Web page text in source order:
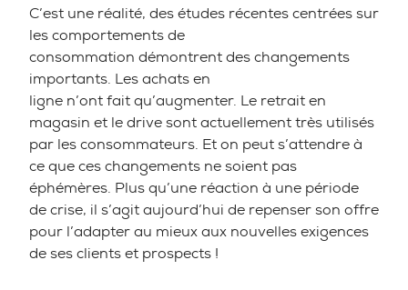
C’est une réalité, des études récentes centrées sur
les comportements de
consommation démontrent des changements
importants. Les achats en
ligne n’ont fait qu’augmenter. Le retrait en
magasin et le drive sont actuellement très utilisés
par les consommateurs. Et on peut s’attendre à
ce que ces changements ne soient pas
éphémères. Plus qu’une réaction à une période
de crise, il s’agit aujourd’hui de repenser son offre
pour l’adapter au mieux aux nouvelles exigences
de ses clients et prospects !